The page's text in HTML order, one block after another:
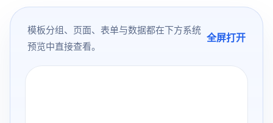
模板分组、页面、表单与数据都在下方系统
预览中直接查看。
全屏打开